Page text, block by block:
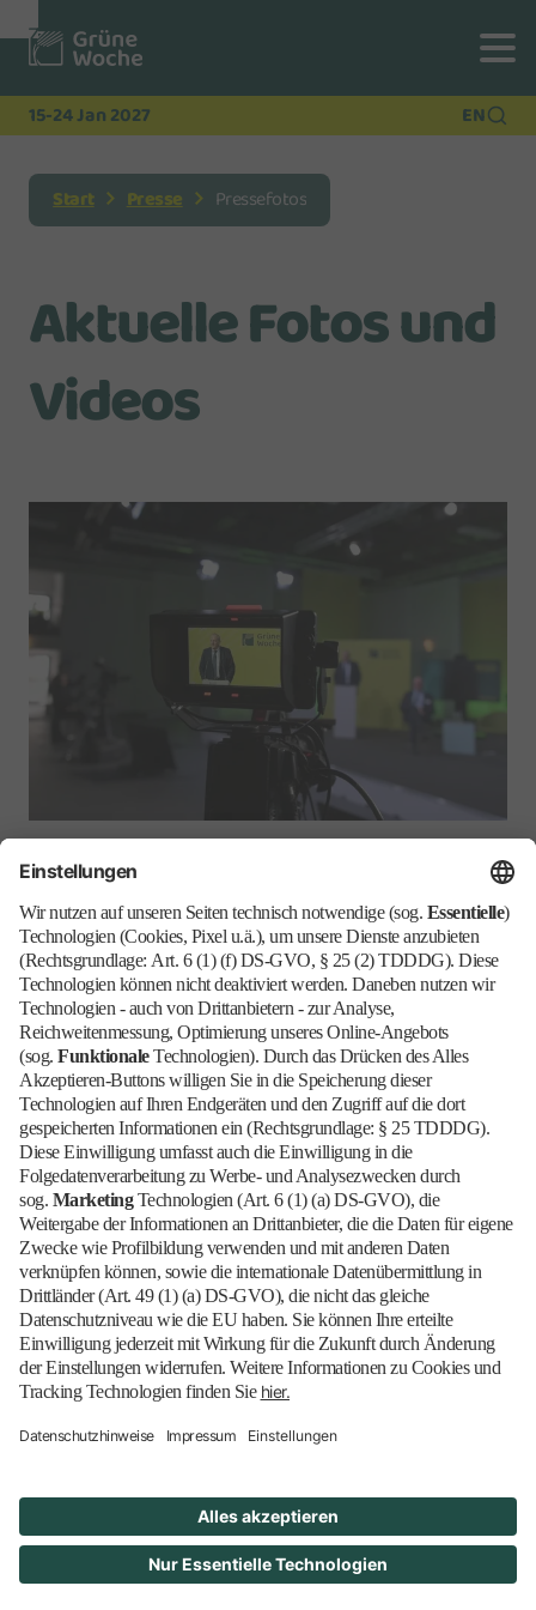
Zur
Navigation
Zur
Suche
15-24 Jan 2027 EN
Start Presse Pressefotos
Aktuelle Fotos und
Videos
Diese Fotos sindausschließlich der redaktionellen
Berichterstattung vorbehaltenund dürfen nicht
für werbliche Zwecke genutzt werden.
Veröffentlichung kostenfrei - Beleg erbeten -
Copyright: Messe Berlin GmbH
Zur Bilddatenbank
BarrierefreiBlog
EN
KontaktNewsletterDownloads
ImpressumDatenschutzCookies
Erklärung zur BarrierefreiheitBarrierefrei
© 2026 Messe Berlin